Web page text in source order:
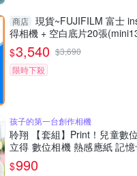
商店 現貨~FUJIFILM 富士
得相機 + 空白底片20張
$3,540 $3,690
限時下殺
孩子的第一台創作相機
聆翔 【套組】Print！兒童數
立得 數位相機 熱感應紙 記
生日禮物 列印
$990